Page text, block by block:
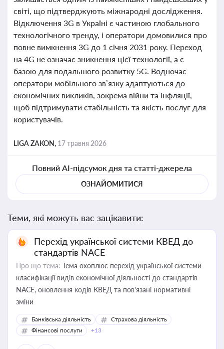
світі, що підтверджують міжнародні дослідження.
Відключення 3G в Україні є частиною глобального
технологічного тренду, і оператори домовилися про
повне вимкнення 3G до 1 січня 2031 року. Переход
на 4G не означає зникнення цієї технології, а є
базою для подальшого розвитку 5G. Водночас
оператори мобільного зв’язку адаптуються до
економічних викликів, зокрема війни та інфляції,
щоб підтримувати стабільність та якість послуг для
користувачів.
LIGA ZAKON, 17 травня 2026
Повний AI-підсумок дня та статті-джерела
ОЗНАЙОМИТИСЯ
Теми, які можуть вас зацікавити:
Перехід української системи КВЕД до
стандартів NACE
Про що тема: Тема охоплює перехід української системи
класифікації видів економічної діяльності до стандартів
NACE, оновлення кодів КВЕД та пов'язані нормативні
зміни
Банківська діяльність
Страхова діяльність
Фінансові послуги
+13